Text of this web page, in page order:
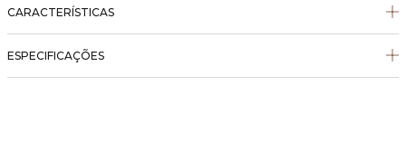
CARACTERÍSTICAS
ESPECIFICAÇÕES